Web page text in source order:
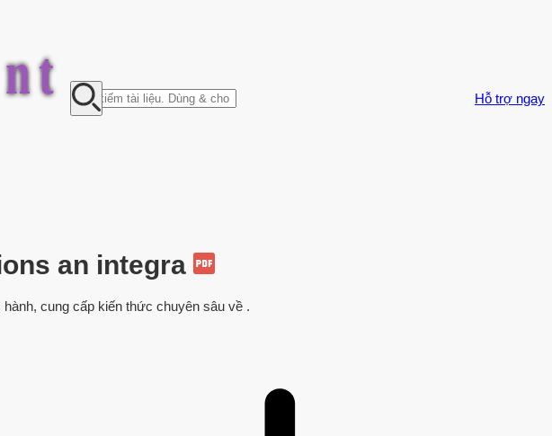
nt Hỗ trợ ngay
an integra
cung cấp kiến thức chuyên sâu về .